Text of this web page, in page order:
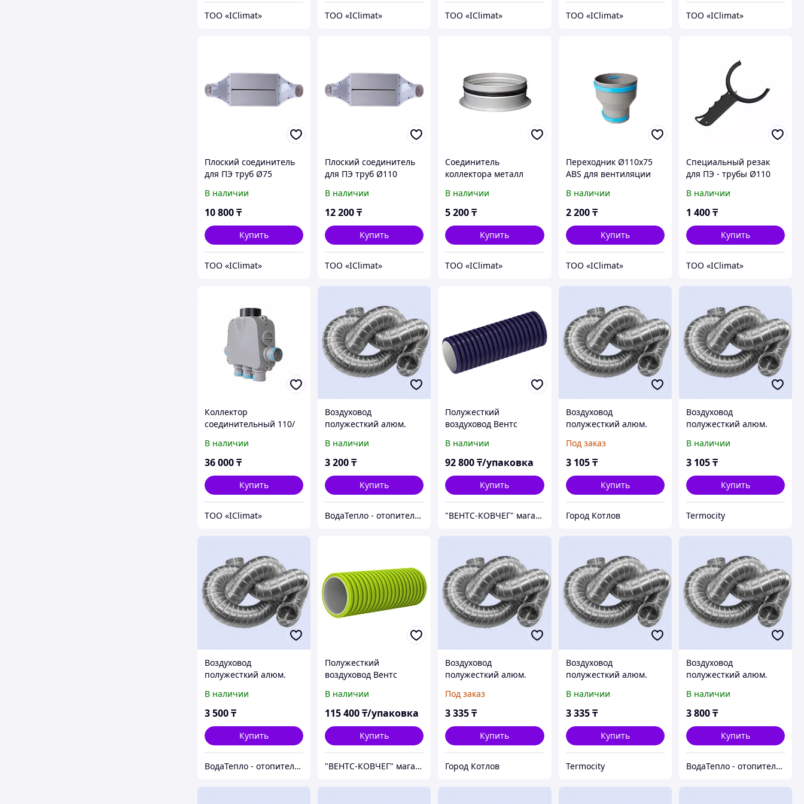
ТОО «IClimat» ТОО «IClimat» ТОО «IClimat» ТОО «IClimat» ТОО «IClimat»
Плоский соединитель
для ПЭ труб Ø75
вентиляции
В наличии
10 800₸
Купить
ТОО «IClimat»
Плоский соединитель
для ПЭ труб Ø110
вентиляции
В наличии
12 200₸
Купить
ТОО «IClimat»
Соединитель
коллектора металл
В наличии
5 200₸
Купить
ТОО «IClimat»
Переходник Ø110х75
ABS для вентиляции
В наличии
2 200 ₸
Купить
ТОО «IClimat»
Специальный резак
для ПЭ - трубы Ø110
В наличии
1 400₸
Купить
ТОО «IClimat»
Коллектор
соединительный 110/
вентиляции
В наличии
36 000₸
Купить
ТОО «IClimat»
Воздуховод
полужесткий алюм.
В наличии
3 200₸
Купить
ВодаТепло - отопительное оборудование в Алматы
Полужесткий
воздуховод Вентс
01755000
В наличии
92 800₸/упаковка
Купить
"ВЕНТС-КОВЧЕГ" магазин вентиляционного оборудования
Воздуховод
полужесткий алюм.
Под заказ
3 105 ₸
Купить
Город Котлов
Воздуховод
полужесткий алюм.
В наличии
3 105₸
Купить
Termocity
Воздуховод
полужесткий алюм.
В наличии
3 500₸
Купить
ВодаТепло - отопительное оборудование в Алматы
Полужесткий
воздуховод Вентс
0101755000
В наличии
115 400₸/упаковка
Купить
"ВЕНТС-КОВЧЕГ" магазин вентиляционного оборудования
Воздуховод
полужесткий алюм.
Под заказ
3 335₸
Купить
Город Котлов
Воздуховод
полужесткий алюм.
В наличии
3 335 ₸
Купить
Termocity
Воздуховод
полужесткий алюм.
В наличии
3 800₸
Купить
ВодаТепло - отопительное оборудование в Алматы